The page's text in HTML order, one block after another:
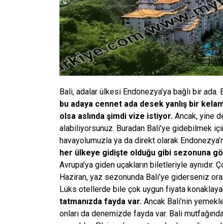
Bali, adalar ülkesi Endonezya’ya bağlı bir
bu adaya cennet ada desek yanlış bir
olsa aslında şimdi vize istiyor. Ancak, yine
alabiliyorsunuz. Buradan Bali’ye gidebilmek
havayolumuzla ya da direkt olarak
her ülkeye gidişte olduğu gibi sezonuna
Avrupa’ya giden uçakların biletleriyle
Haziran, yaz sezonunda Bali’ye giderseniz
Lüks otellerde bile çok uygun fiyata
tatmanızda fayda var. Ancak Bali’nin
onları da denemizde fayda var. Bali